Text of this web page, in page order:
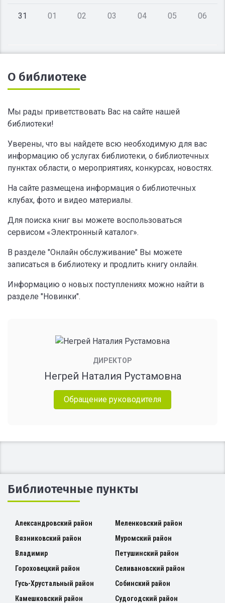
31 01 02 03 04 05 06
О библиотеке
Мы рады приветствовать Вас на сайте нашей
библиотеки!
Уверены, что вы найдете всю необходимую для вас
информацию об услугах библиотеки, о библиотечных
пунктах области, о мероприятиях, конкурсах, новостях.
На сайте размещена информация о библиотечных
клубах, фото и видео материалы.
Для поиска книг вы можете воспользоваться
сервисом «Электронный каталог».
В разделе "Онлайн обслуживание" Вы можете
записаться в библиотеку и продлить книгу онлайн.
Информацию о новых поступлениях можно найти в
разделе "Новинки".
ДИРЕКТОР
Негрей Наталия Рустамовна
Обращение руководителя
Библиотечные пункты
Александровский район
Вязниковский район
Владимир
Гороховецкий район
Гусь-Хрустальный район
Камешковский район
Меленковский район
Муромский район
Петушинский район
Селивановский район
Собинский район
Судогодский район